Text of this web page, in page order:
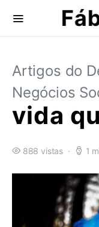
Artigos do
Negócios
vida
888 vistas 1